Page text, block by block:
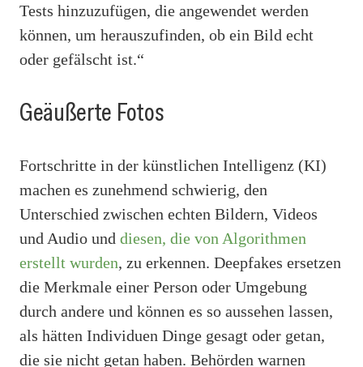
Tests hinzuzufügen, die angewendet werden
können, um herauszufinden, ob ein Bild echt
oder gefälscht ist.“
Geäußerte Fotos
Fortschritte in der künstlichen Intelligenz (KI)
machen es zunehmend schwierig, den
Unterschied zwischen echten Bildern, Videos
und Audio und diesen, die von Algorithmen
erstellt wurden, zu erkennen. Deepfakes ersetzen
die Merkmale einer Person oder Umgebung
durch andere und können es so aussehen lassen,
als hätten Individuen Dinge gesagt oder getan,
die sie nicht getan haben. Behörden warnen